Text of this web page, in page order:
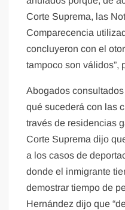
Corte Suprema, las
Comparecencia
concluyeron con el
tampoco son válidos”,
Abogados
qué sucederá con las
través de residencias
Corte Suprema dijo
a los casos de
donde el inmigrante
demostrar tiempo de
Hernández dijo que